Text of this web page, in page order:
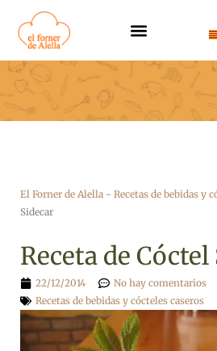
contenido
El Forner de Alella - Recetas de bebidas y
Sidecar
Receta de
22/12/2014
No hay comentarios
Recetas de bebidas y cócteles caseros